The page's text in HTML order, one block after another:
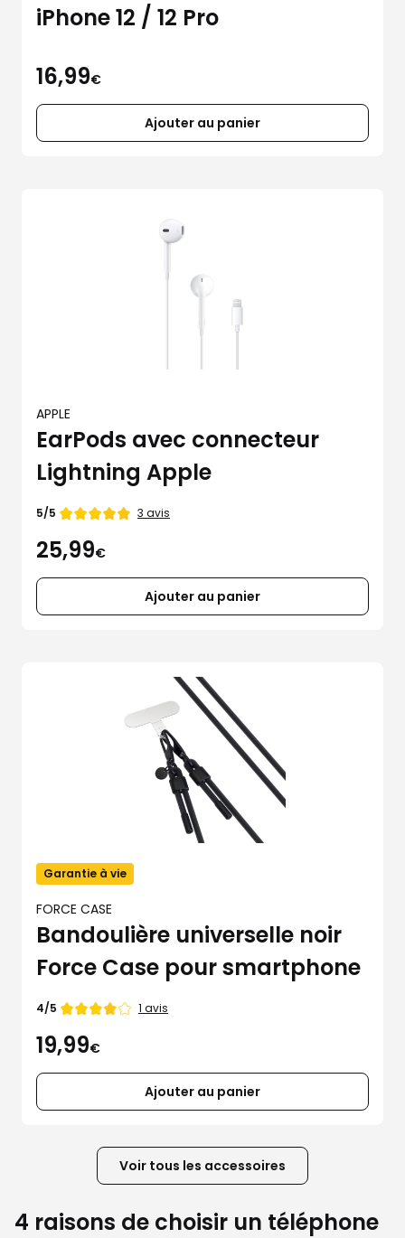
iPhone 12 / 12 Pro
16,99€
Ajouter au panier
APPLE
EarPods avec connecteur
Lightning Apple
Note
5/5 3 avis
25,99€
Ajouter au panier
Garantie à vie
FORCE CASE
Bandoulière universelle noir
Force Case pour smartphone
Note
4/5 1 avis
19,99€
Ajouter au panier
Voir tous les accessoires
4 raisons de choisir un téléphone